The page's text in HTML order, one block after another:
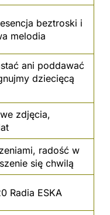
beztroski i
melodia
ani poddawać
dziecięcą
zdjęcia,
radość w
się chwilą
Radia ESKA